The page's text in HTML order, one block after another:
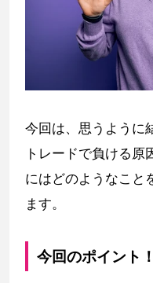
今回は、思うように
トレードで負ける原
にはどのようなこと
ます。
今回のポイント！